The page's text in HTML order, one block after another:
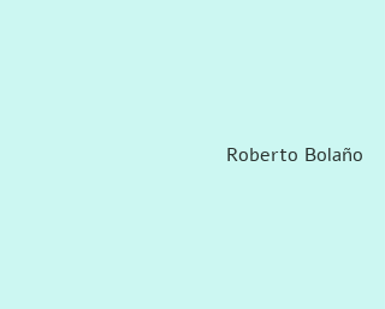
Roberto Bolaño